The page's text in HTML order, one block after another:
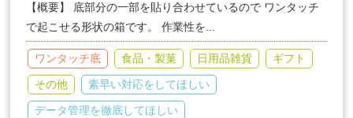
【概要】 底部分の一部を貼り合わせているので ワンタッチ
で起こせる形状の箱です。 作業性を...
ワンタッチ底 食品・製菓 日用品雑貨 ギフト
その他 素早い対応をしてほしい
データ管理を徹底してほしい